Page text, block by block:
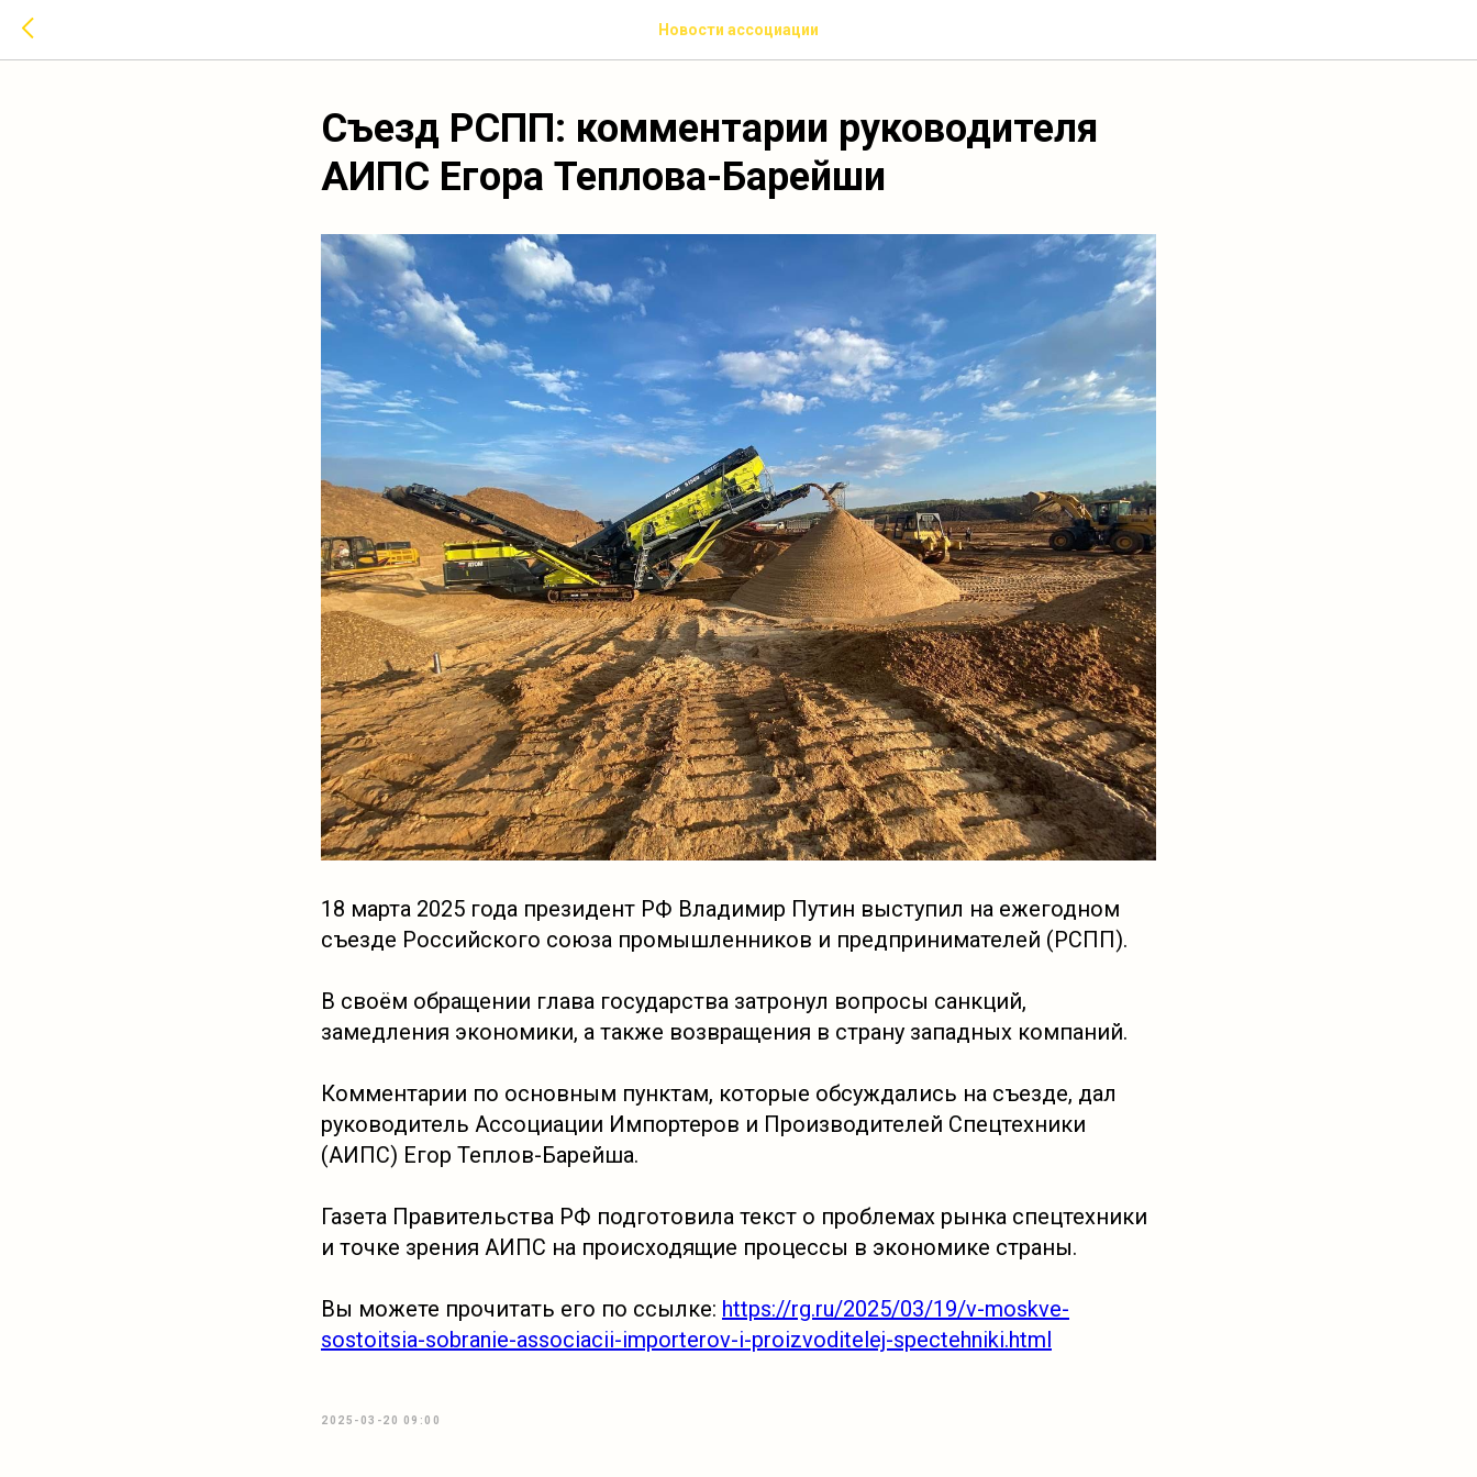
Новости ассоциации
Съезд РСПП: комментарии руководителя
АИПС Егора Теплова-Барейши
18 марта 2025 года президент РФ Владимир Путин выступил на ежегодном
съезде Российского союза промышленников и предпринимателей (РСПП).
В своём обращении глава государства затронул вопросы санкций,
замедления экономики, а также возвращения в страну западных компаний.
Комментарии по основным пунктам, которые обсуждались на съезде, дал
руководитель Ассоциации Импортеров и Производителей Спецтехники
(АИПС) Егор Теплов-Барейша.
Газета Правительства РФ подготовила текст о проблемах рынка спецтехники
и точке зрения АИПС на происходящие процессы в экономике страны.
Вы можете прочитать его по ссылке: https://rg.ru/2025/03/19/v-moskve-
sostoitsia-sobranie-associacii-importerov-i-proizvoditelej-spectehniki.html
2025-03-20 09:00